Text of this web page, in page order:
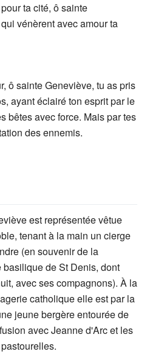
ta cité, ô sainte
vénèrent avec amour ta
ô sainte Geneviève, tu as pris
ayant éclairé ton esprit par le
bêtes avec force. Mais par tes
des ennemis.
est représentée vêtue
tenant à la main un cierge
(en souvenir de la
de St Denis, dont
avec ses compagnons). À la
catholique elle est par la
jeune bergère entourée de
avec Jeanne d'Arc et les